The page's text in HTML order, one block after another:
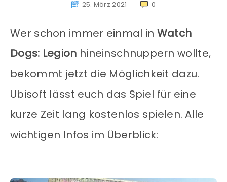
25. März 2021 0
Wer schon immer einmal in Watch
Dogs: Legion hineinschnuppern wollte,
bekommt jetzt die Möglichkeit dazu.
Ubisoft lässt euch das Spiel für eine
kurze Zeit lang kostenlos spielen. Alle
wichtigen Infos im Überblick: